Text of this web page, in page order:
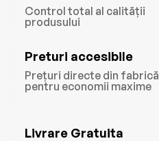
Control total al calității
produsului
Preturi accesibile
Prețuri directe din fabrică
pentru economii maxime
Livrare Gratuita